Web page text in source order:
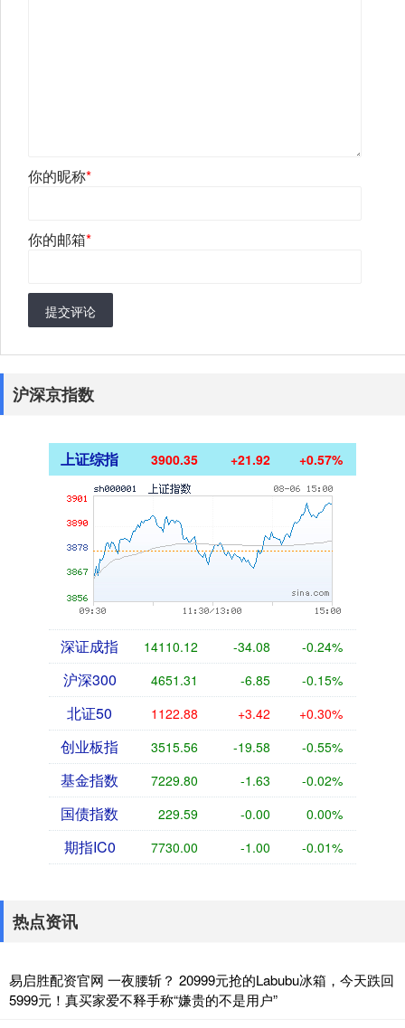
你的昵称*
你的邮箱*
提交评论
沪深京指数
上证综指 3900.35 +21.92 +0.57%
深证成指 14110.12 -34.08 -0.24%
沪深300 4651.31 -6.85 -0.15%
北证50 1122.88 +3.42 +0.30%
创业板指 3515.56 -19.58 -0.55%
基金指数 7229.80 -1.63 -0.02%
国债指数 229.59 -0.00 0.00%
期指IC0 7730.00 -1.00 -0.01%
热点资讯
易启胜配资官网 一夜腰斩？ 20999元抢的Labubu冰箱，今天跌回
5999元！真买家爱不释手称“嫌贵的不是用户”